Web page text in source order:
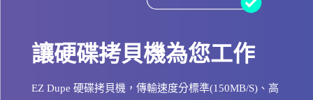
讓硬碟拷貝機為您工作
EZ Dupe 硬碟拷貝機，傳輸速度分標準(150MB/S)、高